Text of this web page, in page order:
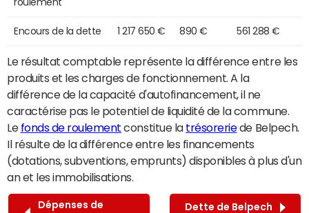
Encours de la dette 1 217 650 € 890 € 561 288 €
Le résultat comptable représente la différence entre les
produits et les charges de fonctionnement. A la
différence de la capacité d'autofinancement, il ne
caractérise pas le potentiel de liquidité de la commune.
Le fonds de roulement constitue la trésoreriede Belpech.
Il résulte de la différence entre les financements
(dotations, subventions, emprunts) disponibles à plus d'un
an et les immobilisations.
Dépenses de
Dette de Belpech